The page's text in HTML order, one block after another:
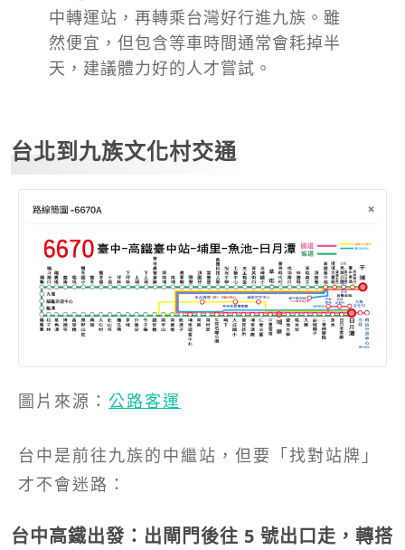
中轉運站，再轉乘台灣好行進九族。雖
然便宜，但包含等車時間通常會耗掉半
天，建議體力好的人才嘗試。
台北到九族文化村交通
圖片來源： 公路客運
台中是前往九族的中繼站，但要「找對站牌」
才不會迷路：
台中高鐵出發：出閘門後往 5 號出口走，轉搭